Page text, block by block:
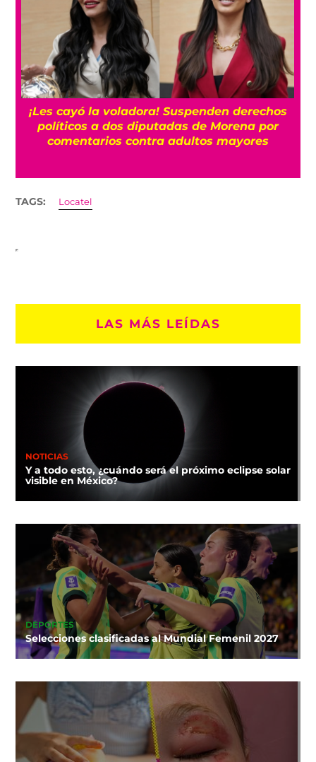
¡Les cayó la voladora! Suspenden derechos
políticos a dos diputadas de Morena por
comentarios contra adultos mayores
TAGS: Locatel
LAS MÁS LEÍDAS
NOTICIAS
Y a todo esto, ¿cuándo será el próximo eclipse solar
visible en México?
DEPORTES
Selecciones clasificadas al Mundial Femenil 2027